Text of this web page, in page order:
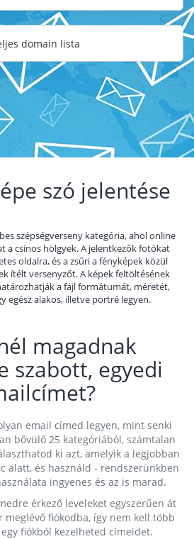
domain lista
szó jelentése
szépségverseny kategória, ahol online
a csinos hölgyek. A jelentkezők fotókat
oldalra, és a zsűri a fényképek közül
ítélt versenyzőt. A képek feltöltésének
a fájl formátumát, méretét,
egész alakos, illetve portré legyen.
magadnak
szabott, egyedi
email címed legyen, mint senki
bővülő 25 kategóriából, számtalan
ki azt, amelyik a legjobban
alatt, és használd - rendszerünkben
ingyenes és az is marad.
érkező leveleket egyszerűen át
fiókodba, így nem kell több
fiókból kezelheted címeidet.